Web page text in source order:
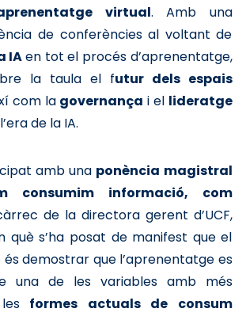
virtual. Amb una
de conferències al voltant de
IAen tot el procés d’aprenentatge,
la taula el futur dels espais
com la governança i el lideratge
de la IA.
amb una ponència magistral
consumim informació, com
de la directora gerent d’UCF,
què s’ha posat de manifest que el
demostrar que l’aprenentatge es
una de les variables amb més
formes actuals de consum